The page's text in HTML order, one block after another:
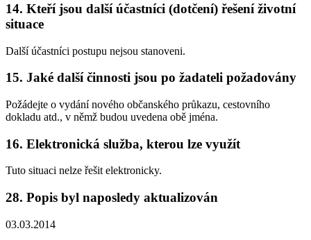
14. Kteří jsou další účastníci (dotčení) řešení životní
situace
Další účastníci postupu nejsou stanoveni.
15. Jaké další činnosti jsou po žadateli požadovány
Požádejte o vydání nového občanského průkazu, cestovního
dokladu atd., v němž budou uvedena obě jména.
16. Elektronická služba, kterou lze využít
Tuto situaci nelze řešit elektronicky.
28. Popis byl naposledy aktualizován
03.03.2014